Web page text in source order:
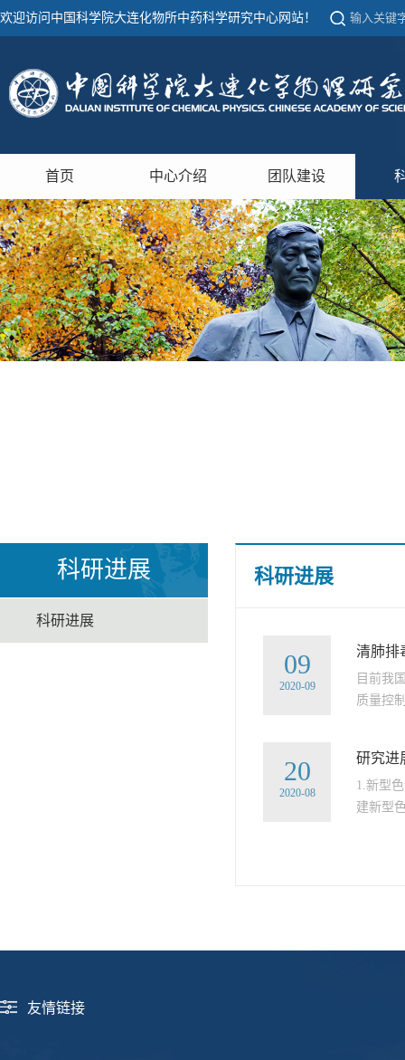
欢迎访问中国科学院大连化物所中药科学研究中心网站！
首页 中心介绍 团队建设
科研进展
科研进展
科研进展
09
2020-09
清肺排
目前我
质量控
20
2020-08
研究进
1.新型
建新型
友情链接